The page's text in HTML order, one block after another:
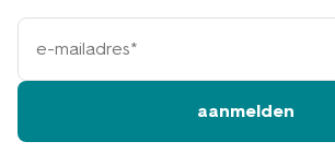
e-
mailadres
aanmelden